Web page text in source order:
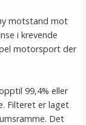
motstand mot
i krevende
motorsport der
99,4% eller
Filteret er laget
Det